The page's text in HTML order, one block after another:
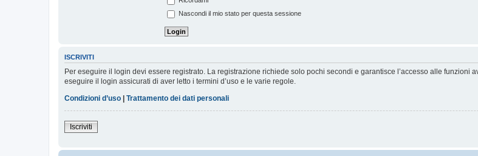
Nascondi il mio stato per questa sessione
ISCRIVITI
Per eseguire il login devi essere registrato. La registrazione richiede solo pochi secondi e garantisce l’accesso alle funzioni
eseguire il login assicurati di aver letto i termini d’uso e le varie regole.
Condizioni d’uso | Trattamento dei dati personali
Iscriviti